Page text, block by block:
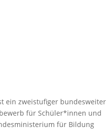
ein zweistufiger bundesweiter
für Schüler*innen und
für Bildung